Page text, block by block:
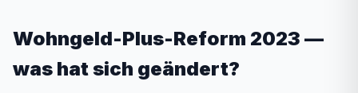
Wohngeld-Plus-Reform 2023 —
was hat sich geändert?